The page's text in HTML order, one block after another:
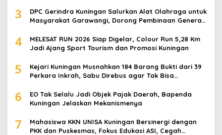
3
DPC Gerindra Kuningan Salurkan Alat Olahraga untuk
Masyarakat Garawangi, Dorong Pembinaan Generasi
4
MELESAT RUN 2026 Siap Digelar, Colour Run 5,28 Km
Jadi Ajang Sport Tourism dan Promosi Kuningan
5
Kejari Kuningan Musnahkan 184 Barang Bukti dari 39
Perkara Inkrah, Sabu Direbus agar Tak Bisa
6
EO Tak Selalu Jadi Objek Pajak Daerah, Bapenda
Kuningan Jelaskan Mekanismenya
7
Mahasiswa KKN UNISA Kuningan Bersinergi dengan
PKK dan Puskesmas, Fokus Edukasi ASI, Cegah